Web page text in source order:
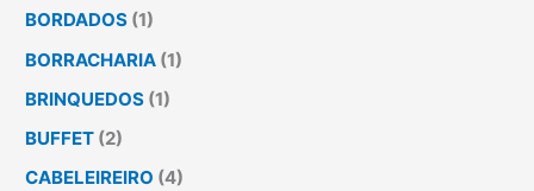
BORDADOS (1)
BORRACHARIA (1)
BRINQUEDOS (1)
BUFFET (2)
CABELEIREIRO (4)